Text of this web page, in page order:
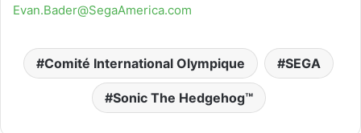
Evan.Bader@SegaAmerica.com
Comité International Olympique SEGA
Sonic The Hedgehog™